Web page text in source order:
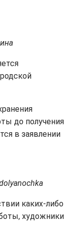
до получения
в заявлении
каких-либо
художники